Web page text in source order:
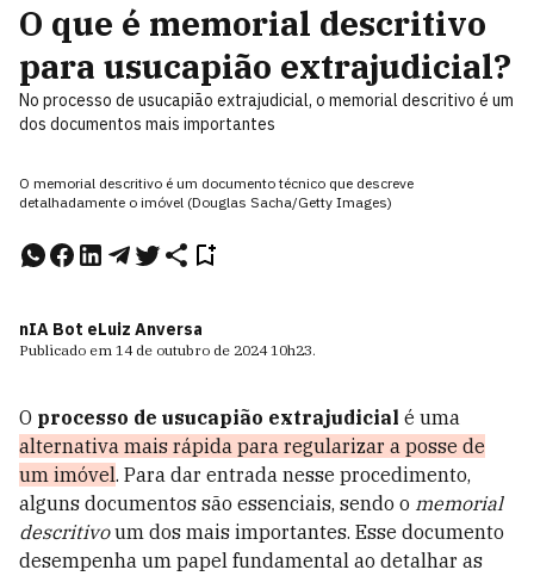
O que é memorial descritivo
para usucapião extrajudicial?
No processo de usucapião extrajudicial, o memorial descritivo é um
dos documentos mais importantes
O memorial descritivo é um documento técnico que descreve
detalhadamente o imóvel (Douglas Sacha/Getty Images)
nIA Bot eLuiz Anversa
Publicado em 14 de outubro de 2024 10h23.
O processo de usucapião extrajudicial é uma
alternativa mais rápida para regularizar a posse de
um imóvel. Para dar entrada nesse procedimento,
alguns documentos são essenciais, sendo o memorial
descritivoum dos mais importantes. Esse documento
desempenha um papel fundamental ao detalhar as